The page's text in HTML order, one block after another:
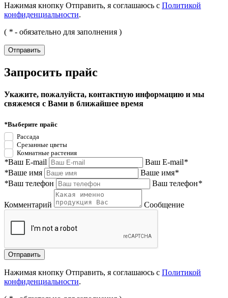
Нажимая кнопку Отправить, я соглашаюсь с Политикой
конфиденциальности.
( * - обязательно для заполнения )
Запросить прайс
Укажите, пожалуйста, контактную информацию и мы
свяжемся с Вами в ближайшее время
*Выберите прайс
Рассада
Срезанные цветы
Комнатные растения
*Ваш E-mail Ваш E-mail*
*Ваше имя Ваше имя*
*Ваш телефон Ваш телефон*
Комментарий Сообщение
Нажимая кнопку Отправить, я соглашаюсь с Политикой
конфиденциальности.